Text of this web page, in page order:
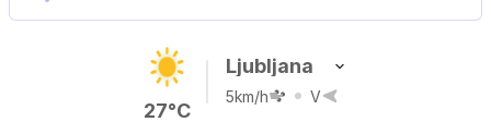
27°C
Ljubljana
5km/h V